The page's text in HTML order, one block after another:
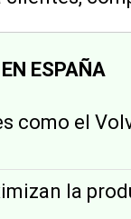
ESPAÑA
como el
la